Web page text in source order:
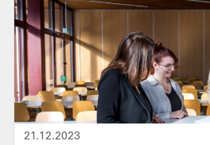
21.12.2023